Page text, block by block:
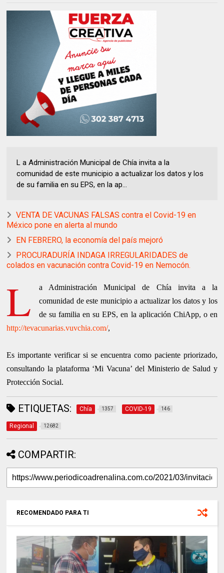
L a Administración Municipal de Chía invita a la
comunidad de este municipio a actualizar los datos y los
de su familia en su EPS, en la ap...
VENTA DE VACUNAS FALSAS contra el Covid-19 en
México pone en alerta al mundo
EN FEBRERO, la economía del país mejoró
PROCURADURÍA INDAGA IRREGULARIDADES de
colados en vacunación contra Covid-19 en Nemocón.
L
a Administración Municipal de Chía invita a la
comunidad de este municipio a actualizar los datos y los
de su familia en su EPS, en la aplicación ChiApp, o en
http://tevacunarias.vuvchia.com/,
Es importante verificar si se encuentra como paciente priorizado,
consultando la plataforma ‘Mi Vacuna’ del Ministerio de Salud y
Protección Social.
ETIQUETAS: Chía 1357 COVID-19 146
Regional 12682
COMPARTIR:
RECOMENDADO PARA TI